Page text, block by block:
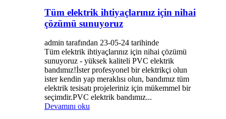
Tüm elektrik ihtiyaçlarınız için nihai
çözümü sunuyoruz
admin tarafından 23-05-24 tarihinde
Tüm elektrik ihtiyaçlarınız için nihai çözümü
sunuyoruz - yüksek kaliteli PVC elektrik
bandımız!İster profesyonel bir elektrikçi olun
ister kendin yap meraklısı olun, bandımız tüm
elektrik tesisatı projeleriniz için mükemmel bir
seçimdir.PVC elektrik bandımız...
Devamını oku